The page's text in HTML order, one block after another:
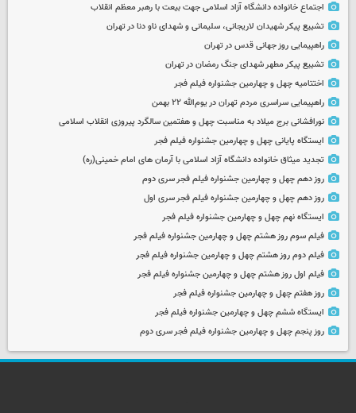
اجتماع خانواده دانشگاه آزاد اسلامی جهت بیعت با رهبر معظم انقلاب
تشییع پیکر شهیدان لاریجانی، سلیمانی و شهدای ناو دنا در تهران
راهپیمایی روز جهانی قدس در تهران
تشییع پیکر مطهر شهدای جنگ رمضان در تهران
اختتامیه چهل و چهارمین جشنواره فیلم فجر
راهپیمایی سراسری مردم تهران در یوم‌الله ۲۲ بهمن
نورافشانی برج میلاد به مناسبت چهل‌ و هفتمین سالگرد پیروزی انقلاب اسلامی
ایستگاه پایانی چهل و چهارمین جشنواره فیلم فجر
تجدید میثاق خانواده دانشگاه آزاد اسلامی با آرمان های امام خمینی(ره)
روز دهم چهل و چهارمین جشنواره فیلم فجر سری دوم
روز دهم چهل و چهارمین جشنواره فیلم فجر سری اول
ایستگاه نهم چهل و چهارمین جشنواره فیلم فجر
فیلم سوم روز هشتم چهل و چهارمین جشنواره فیلم فجر
فیلم دوم روز هشتم چهل و چهارمین جشنواره فیلم فجر
فیلم اول روز هشتم چهل و چهارمین جشنواره فیلم فجر
روز هفتم چهل و چهارمین جشنواره فیلم فجر
ایستگاه ششم چهل و چهارمین جشنواره فیلم فجر
روز پنجم چهل و چهارمین جشنواره فیلم فجر سری دوم